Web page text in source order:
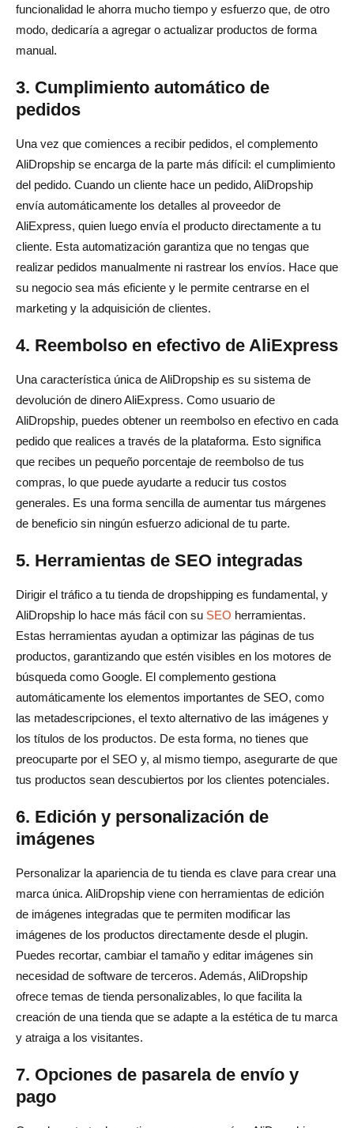
funcionalidad le ahorra mucho tiempo y esfuerzo que, de otro
modo, dedicaría a agregar o actualizar productos de forma
manual.
3. Cumplimiento automático de
pedidos
Una vez que comiences a recibir pedidos, el complemento
AliDropship se encarga de la parte más difícil: el cumplimiento
del pedido. Cuando un cliente hace un pedido, AliDropship
envía automáticamente los detalles al proveedor de
AliExpress, quien luego envía el producto directamente a tu
cliente. Esta automatización garantiza que no tengas que
realizar pedidos manualmente ni rastrear los envíos. Hace que
su negocio sea más eficiente y le permite centrarse en el
marketing y la adquisición de clientes.
4. Reembolso en efectivo de AliExpress
Una característica única de AliDropship es su sistema de
devolución de dinero AliExpress. Como usuario de
AliDropship, puedes obtener un reembolso en efectivo en cada
pedido que realices a través de la plataforma. Esto significa
que recibes un pequeño porcentaje de reembolso de tus
compras, lo que puede ayudarte a reducir tus costos
generales. Es una forma sencilla de aumentar tus márgenes
de beneficio sin ningún esfuerzo adicional de tu parte.
5. Herramientas de SEO integradas
Dirigir el tráfico a tu tienda de dropshipping es fundamental, y
AliDropship lo hace más fácil con su SEO herramientas.
Estas herramientas ayudan a optimizar las páginas de tus
productos, garantizando que estén visibles en los motores de
búsqueda como Google. El complemento gestiona
automáticamente los elementos importantes de SEO, como
las metadescripciones, el texto alternativo de las imágenes y
los títulos de los productos. De esta forma, no tienes que
preocuparte por el SEO y, al mismo tiempo, asegurarte de que
tus productos sean descubiertos por los clientes potenciales.
6. Edición y personalización de
imágenes
Personalizar la apariencia de tu tienda es clave para crear una
marca única. AliDropship viene con herramientas de edición
de imágenes integradas que te permiten modificar las
imágenes de los productos directamente desde el plugin.
Puedes recortar, cambiar el tamaño y editar imágenes sin
necesidad de software de terceros. Además, AliDropship
ofrece temas de tienda personalizables, lo que facilita la
creación de una tienda que se adapte a la estética de tu marca
y atraiga a los visitantes.
7. Opciones de pasarela de envío y
pago